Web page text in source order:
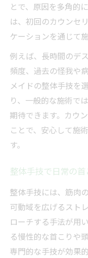
とで、原因を多角的
は、初回のカウンセ
ケーションを通じて
例えば、長時間のデ
頻度、過去の怪我や
メイドの整体手技を
り、一般的な施術で
期待できます。カウ
ことで、安心して施
す。
整体手技で日常の首
整体手技には、筋肉
可動域を広げるスト
ローチする手法が用
る慢性的な首こりや
専門的な手技が効果